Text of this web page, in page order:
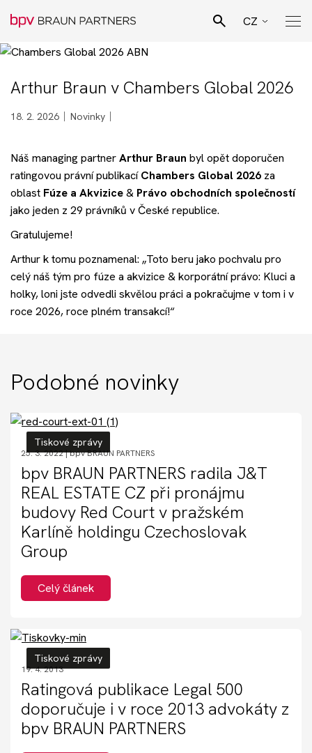
Pro Bono poradenství
Právní specializace
Novinky
Nechte si poradit
CZ
Arthur Braun v Chambers Global 2026
18. 2. 2026 Novinky
Náš managing partnerArthur Braun byl opět doporučen
ratingovou právní publikacíChambers Global 2026 za
oblast Fúze a Akvizice& Právo obchodních společností
jako jeden z 29 právníků v České republice.
Gratulujeme!
Arthur k tomu poznamenal: „Toto beru jako pochvalu pro
celý náš tým pro fúze a akvizice & korporátní právo: Kluci a
holky, loni jste odvedli skvělou práci a pokračujme v tom i v
roce 2026, roce plném transakcí!“
Podobné novinky
Tiskové zprávy
25. 3. 2022 |bpv BRAUN PARTNERS
bpv BRAUN PARTNERS radila J&T
REAL ESTATE CZ při pronájmu
budovy Red Court v pražském
Karlíně holdingu Czechoslovak
Group
Celý článek
Tiskové zprávy
19. 4. 2013
Ratingová publikace Legal 500
doporučuje i v roce 2013 advokáty z
bpv BRAUN PARTNERS